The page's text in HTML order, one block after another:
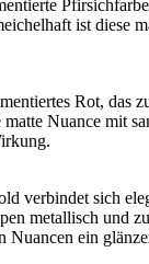
ist diese
Rot, das
Nuance mit
verbindet sich
metallisch und
Nuancen ein